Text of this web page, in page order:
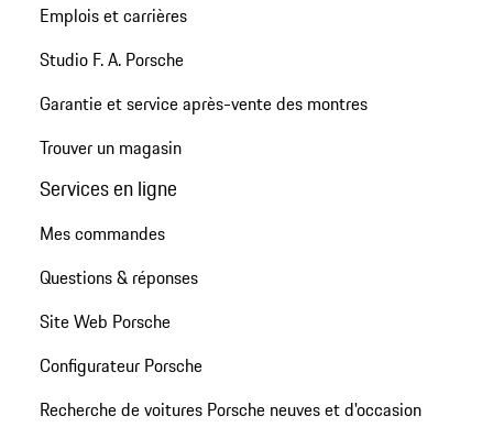
Emplois et carrières
Studio F. A. Porsche
Garantie et service après-vente des montres
Trouver un magasin
Services en ligne
Mes commandes
Questions & réponses
Site Web Porsche
Configurateur Porsche
Recherche de voitures Porsche neuves et d'occasion